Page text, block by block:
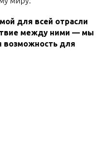
для всей отрасли
между ними — мы
возможность для